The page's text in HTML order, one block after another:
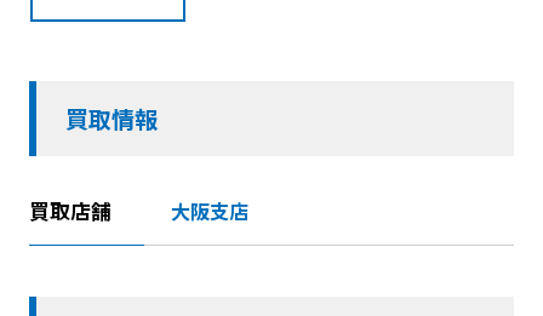
買取情報
買取店舗 大阪支店